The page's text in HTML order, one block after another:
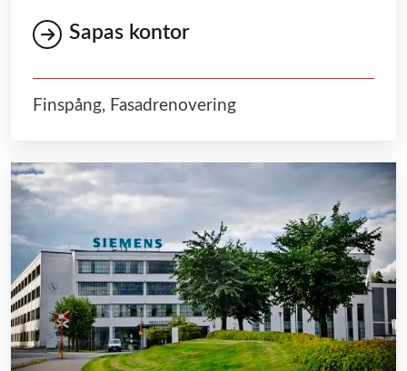
Sapas kontor
Finspång, Fasadrenovering